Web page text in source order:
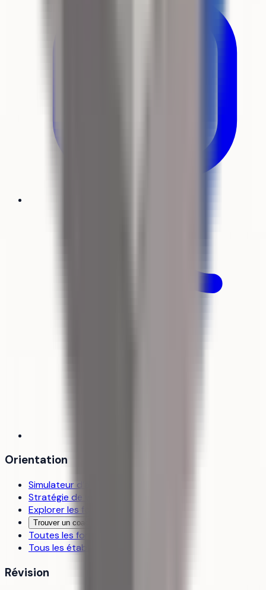
Orientation
Simulateur d’admission
Stratégie de vœux
Explorer les formations
Trouver un coach
Toutes les formations
Tous les établissements
Révision